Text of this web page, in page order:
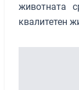
животната
квалитетен